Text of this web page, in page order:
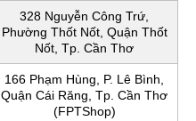
328 Nguyễn Công Trứ,
Phường Thốt Nốt, Quận Thốt
Nốt, Tp. Cần Thơ
166 Phạm Hùng, P. Lê Bình,
Quận Cái Răng, Tp. Cần Thơ
(FPTShop)